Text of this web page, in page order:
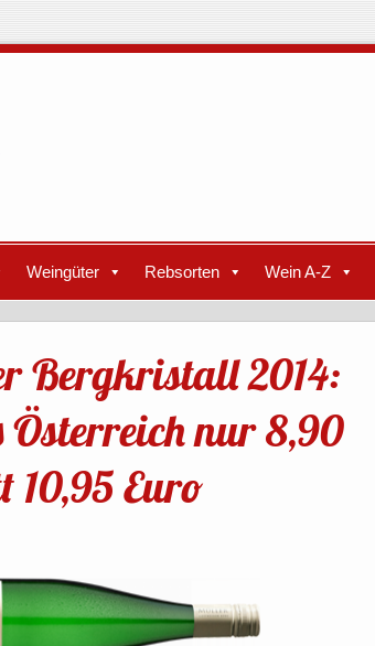
Weingüter Rebsorten Wein A-Z
Bergkristall 2014:
Österreich nur 8,90
10,95 Euro